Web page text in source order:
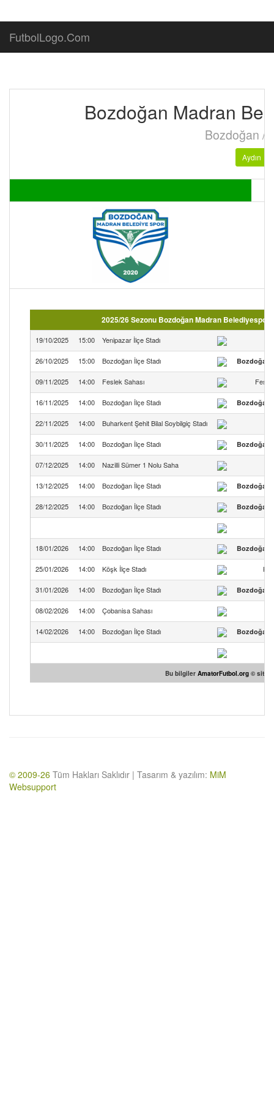
FutbolLogo.Com
Bozdoğan Madran
Bozdoğan /
Aydın
2025/26 Sezonu Bozdoğan Madran
19/10/2025 15:00 Yenipazar İlçe Stadı
26/10/2025 15:00 Bozdoğan İlçe Stadı Bozdoğan
09/11/2025 14:00 Feslek Sahası
16/11/2025 14:00 Bozdoğan İlçe Stadı Bozdoğan
22/11/2025 14:00 Buharkent Şehit Bilal Soybilgiç Stadı
30/11/2025 14:00 Bozdoğan İlçe Stadı Bozdoğan
07/12/2025 14:00 Nazilli Sümer 1 Nolu Saha
13/12/2025 14:00 Bozdoğan İlçe Stadı Bozdoğan
28/12/2025 14:00 Bozdoğan İlçe Stadı Bozdoğan
18/01/2026 14:00 Bozdoğan İlçe Stadı Bozdoğan
25/01/2026 14:00 Köşk İlçe Stadı
31/01/2026 14:00 Bozdoğan İlçe Stadı Bozdoğan
08/02/2026 14:00 Çobanisa Sahası
14/02/2026 14:00 Bozdoğan İlçe Stadı Bozdoğan
Bu bilgiler AmatorFutbol.org ©
© 2009-26 Tüm Hakları Saklıdır | Tasarım & yazılım: MiM
Websupport